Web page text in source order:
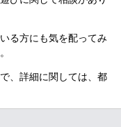
る方にも気を配ってみ
、詳細に関しては、都